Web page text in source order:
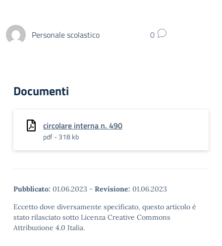
Personale scolastico 0
Documenti
circolare interna n. 490
pdf - 318 kb
Pubblicato: 01.06.2023 - Revisione: 01.06.2023
Eccetto dove diversamente specificato, questo articolo è
stato rilasciato sotto Licenza Creative Commons
Attribuzione 4.0 Italia.